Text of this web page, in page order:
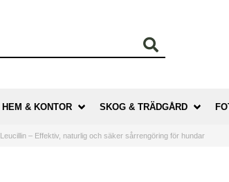
HEM & KONTOR SKOG & TRÄDGÅRD
Leucillin – Effektiv, naturlig och säker sårrengöring för hundar